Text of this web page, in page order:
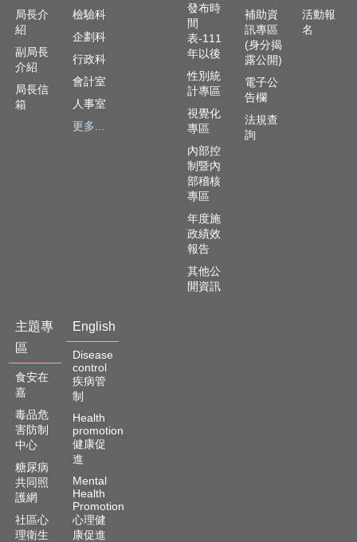
局長介
紹
副局長
介紹
局長信
箱
檢驗科
企劃科
行政科
會計室
人事室
更多...
發布時
間
表-111
年以後
性別統
計專區
視覺化
專區
內部控
制暨內
部稽核
專區
年度施
政績效
報告
其他公
開資訊
補助資
訊專區
(身分揭
露公開)
電子公
告欄
法規查
詢
活動報
名
主題專
區
食安在
嘉
毒品危
害防制
中心
糖尿病
共同照
護網
社區心
理衛生
English
Disease
control
疾病管
制
Health
promotion
健康促
進
Mental
Health
Promotion
心理健
康促進